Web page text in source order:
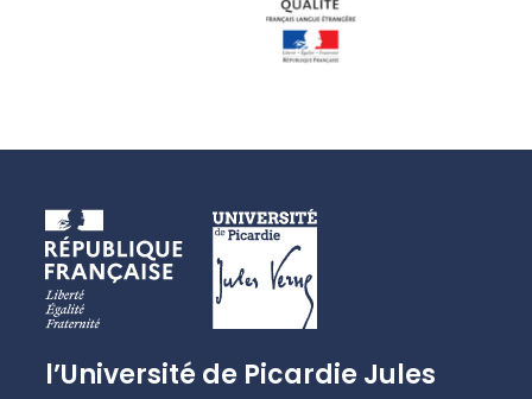
l’Université de Picardie Jules